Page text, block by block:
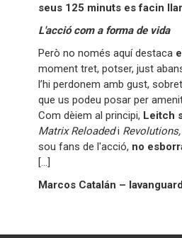
seus 125 minuts es facin
L'acció com a forma de vida
Però no només aquí destaca
moment tret, potser, just
l’hi perdonem amb gust,
que us podeu posar per
Com dèiem al principi, Leitch
Matrix Reloadedi
sou fans de l'acció, no
[...]
Marcos Catalán –